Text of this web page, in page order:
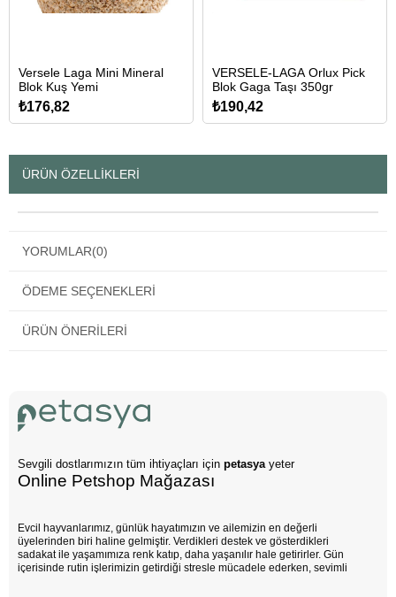
Versele Laga Mini Mineral
Blok Kuş Yemi
₺176,82
VERSELE-LAGA Orlux Pick
Blok Gaga Taşı 350gr
₺190,42
ÜRÜN ÖZELLIKLERI
YORUMLAR(0)
ÖDEME SEÇENEKLERI
ÜRÜN ÖNERILERI
Sevgili dostlarımızın tüm ihtiyaçları için petasyayeter
Online Petshop Mağazası
Evcil hayvanlarımız, günlük hayatımızın ve ailemizin en değerli
üyelerinden biri haline gelmiştir. Verdikleri destek ve gösterdikleri
sadakat ile yaşamımıza renk katıp, daha yaşanılır hale getirirler. Gün
içerisinde rutin işlerimizin getirdiği stresle mücadele ederken, sevimli